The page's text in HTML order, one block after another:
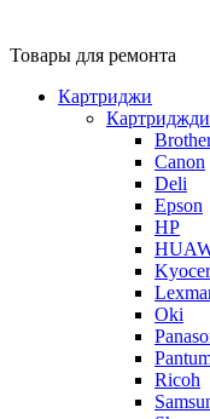
Товары для ремонта
Картриджи
Canon
Deli
Epson
HP
Oki
Ricoh